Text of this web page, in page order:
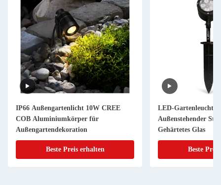
IP66 Außengartenlicht 10W CREE
COB Aluminiumkörper für
Außengartendekoration
Beste Preis erhalten
LED-Gartenleuchte
Außenstehender
Gehärtetes Glas
Beste